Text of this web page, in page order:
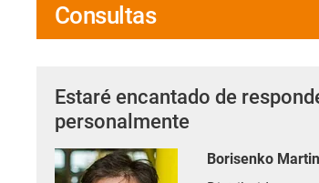
Consultas
Estaré encantado de
personalmente
Borisenko Martin